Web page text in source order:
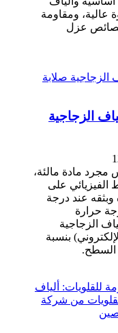
عالية، ومقاومة
عزل
الزجاجية
مجرد مادة مالئة،
الفيزيائي على
عند درجة
حرارة
الزجاجية
بنسبة
السطح.